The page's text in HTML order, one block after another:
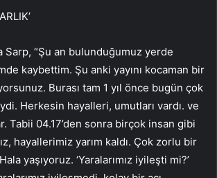
Sarp, “Şu an bulunduğumuz yerde
kaybettim. Şu anki yayını kocaman bir
Burası tam 1 yıl önce bugün çok
Herkesin hayalleri, umutları vardı. ve
Tabii 04.17’den sonra birçok insan gibi
hayallerimiz yarım kaldı. Çok zorlu bir
yaşıyoruz. ‘Yaralarımız iyileşti mi?’